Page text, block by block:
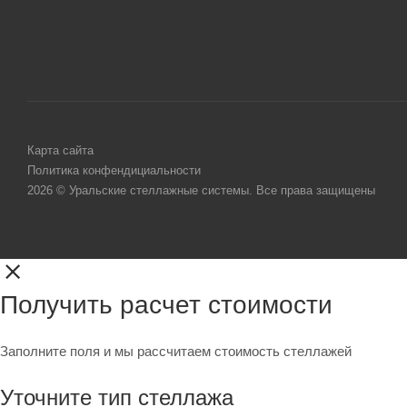
Карта сайта
Политика конфендициальности
2026 © Уральские стеллажные системы. Все права защищены
Получить расчет стоимости
Заполните поля и мы рассчитаем стоимость стеллажей
Уточните тип стеллажа